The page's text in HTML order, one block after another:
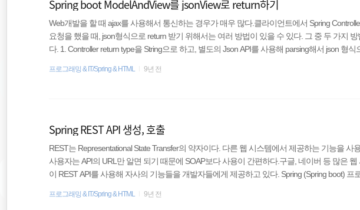
Spring boot ModelAndView를 jsonView로 return하기
Web개발을 할 때 ajax를 사용해서 통신하는 경우가 매우 많다.클라이언트에서 Spring
요청을 했을 때, json형식으로 return 받기 위해서는 여러 방법이 있을 수 있다. 그 중 두 가지
다. 1. Controller return type을 String으로 하고, 별도의 Json API를 사용해 parsing해서 json 형식
n API들을 사용해서 적당히 Parsing하면 될 것이고, 지금 알아볼 것은 2번 방법이다. 별도의 처
프로그래밍 & IT/Spring & HTML 9년 전
Spring REST API 생성, 호출
REST는 Representational State Transfer의 약자이다. 다른 웹 시스템에서 제공하는 기능을 사
사용자는 API의 URL만 알면 되기 때문에 SOAP보다 사용이 간편하다.구글, 네이버 등 많은
이 REST API를 사용해 자사의 기능들을 개발자들에게 제공하고 있다. Spring (Spring boot) 프
PI 만들기 REST API로 주고받을 수 있는 값들은 여러 형태가 있다. 주로 XML, HTML, JSON형
프로그래밍 & IT/Spring & HTML 9년 전